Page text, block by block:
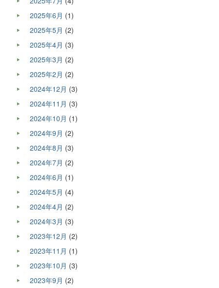
2025年6月 (1)
2025年5月 (2)
2025年4月 (3)
2025年3月 (2)
2025年2月 (2)
2024年12月 (3)
2024年11月 (3)
2024年10月 (1)
2024年9月 (2)
2024年8月 (3)
2024年7月 (2)
2024年6月 (1)
2024年5月 (4)
2024年4月 (2)
2024年3月 (3)
2023年12月 (2)
2023年11月 (1)
2023年10月 (3)
2023年9月 (2)